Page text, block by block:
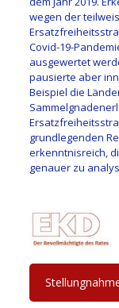
wegen der
Covid-19-
ausgewertet
pausierte aber
Beispiel die
grundlegenden
erkenntnisreich,
genauer zu